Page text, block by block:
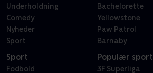
Underholdning
Comedy
Nyheder
Sport
Bachelorette
Yellowstone
Paw Patrol
Barnaby
Sport
Fodbold
Populær sport
3F Superliga